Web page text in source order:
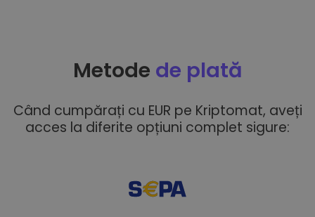
Metode de plată
Când cumpărați cu EUR pe Kriptomat, aveți
acces la diferite opțiuni complet sigure: